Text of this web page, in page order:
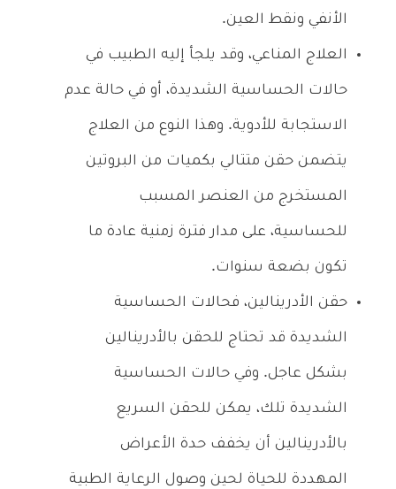
الأنفي ونقط العين.
العلاج المناعي، وقد يلجأ إليه الطبيب في
حالات الحساسية الشديدة، أو في حالة عدم
الاستجابة للأدوية. وهذا النوع من العلاج
يتضمن حقن متتالي بكميات من البروتين
المستخرج من العنصر المسبب
للحساسية، على مدار فترة زمنية عادة ما
تكون بضعة سنوات.
حقن الأدرينالين، فحالات الحساسية
الشديدة قد تحتاج للحقن بالأدرينالين
بشكل عاجل. وفي حالات الحساسية
الشديدة تلك، يمكن للحقن السريع
بالأدرينالين أن يخفف حدة الأعراض
المهددة للحياة لحين وصول الرعاية الطبية